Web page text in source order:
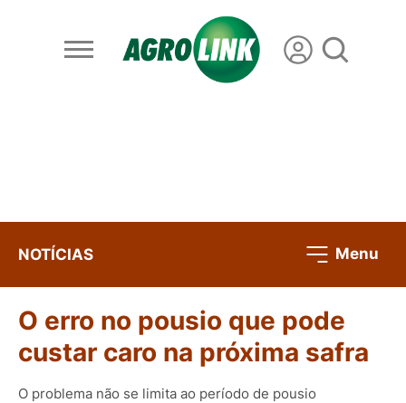
NOTÍCIAS Menu
O erro no pousio que pode
custar caro na próxima safra
O problema não se limita ao período de pousio